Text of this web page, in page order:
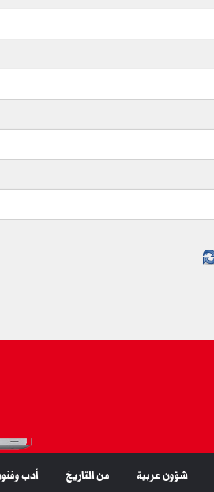
شؤون عربية من التاريخ أدب